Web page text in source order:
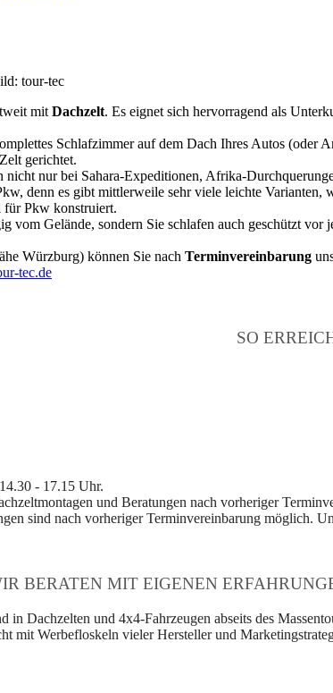
tour-tec
mit Dachzelt. Es eignet sich hervorragend als
Schlafzimmer auf dem Dach Ihres Autos (oder
gerichtet.
nicht nur bei Sahara-Expeditionen, Afrika-
denn es gibt mittlerweile sehr viele leichte
für Pkw konstruiert.
vom Gelände, sondern Sie schlafen auch geschützt
Würzburg) können Sie nach Terminvereinbarung
tec.de
SO
- 17.15 Uhr.
und Beratungen nach vorheriger
sind nach vorheriger Terminvereinbarung möglich.
BERATEN MIT EIGENEN
in Dachzelten und 4x4-Fahrzeugen abseits des
mit Werbefloskeln vieler Hersteller und